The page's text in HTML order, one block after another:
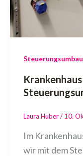
Steuerungsumbau
Laura Huber/ 10.
Im
wir mit dem